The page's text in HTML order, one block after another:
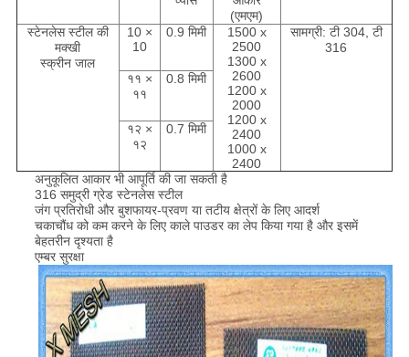
(एमएम)
स्टेनलेस स्टील की
मक्खी
स्क्रीन जाल
10 ×
10
0.9 मिमी
1500 x
2500
1300 x
2600
1200 x
2000
1200 x
2400
1000 x
2400
सामग्री: टी 304, टी
316
११ ×
११
0.8 मिमी
१२ ×
१२
0.7 मिमी
अनुकूलित आकार भी आपूर्ति की जा सकती है
316 समुद्री ग्रेड स्टेनलेस स्टील
जंग प्रतिरोधी और बुशफायर-प्रवण या तटीय क्षेत्रों के लिए आदर्श
चकाचौंध को कम करने के लिए काले पाउडर का लेप किया गया है और इसमें
बेहतरीन दृश्यता है
एम्बर सुरक्षा